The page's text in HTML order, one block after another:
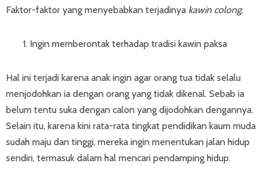
Faktor-faktor yang menyebabkan terjadinya kawin colong;
Ingin memberontak terhadap tradisi kawin paksa
Hal ini terjadi karena anak ingin agar orang tua tidak selalu
menjodohkan ia dengan orang yang tidak dikenal. Sebab ia
belum tentu suka dengan calon yang dijodohkan dengannya.
Selain itu, karena kini rata-rata tingkat pendidikan kaum muda
sudah maju dan tinggi, mereka ingin menentukan jalan hidup
sendiri, termasuk dalam hal mencari pendamping hidup.